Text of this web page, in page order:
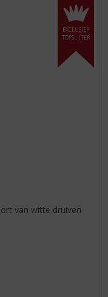
EXCLUSIEF
TOPSLIJTER
van witte druiven